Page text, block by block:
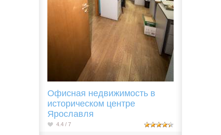
Офисная недвижимость в
историческом центре
Ярославля
4.4 / 7